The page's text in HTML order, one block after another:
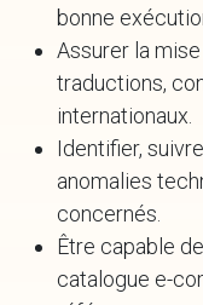
bonne
Assurer la
traductions,
internationaux.
Identifier,
anomalies
concernés.
Être capable
catalogue e-